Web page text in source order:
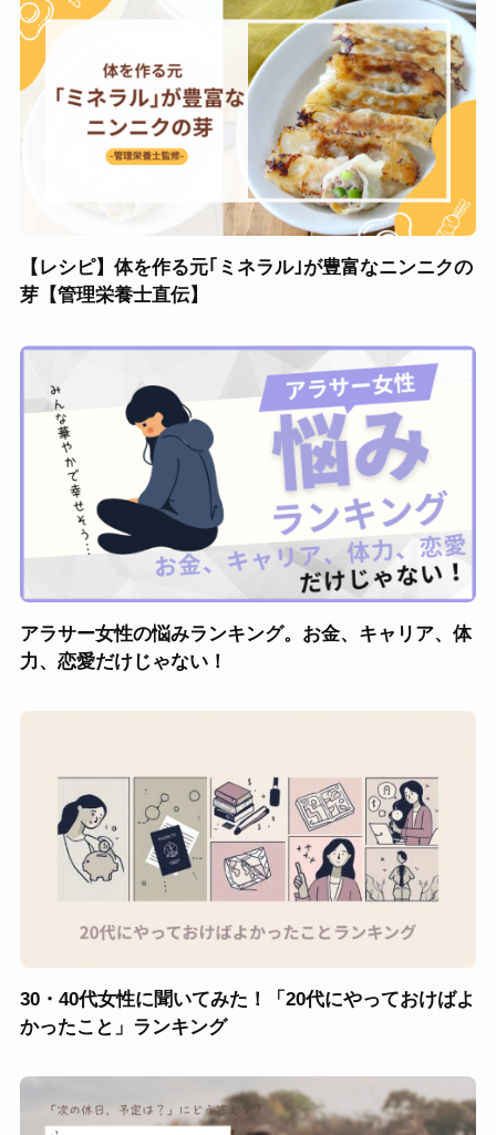
【レシピ】体を作る元｢ミネラル｣が豊富なニンニクの
芽【管理栄養士直伝】
アラサー女性の悩みランキング。お金、キャリア、体
力、恋愛だけじゃない！
30・40代女性に聞いてみた！「20代にやっておけばよ
かったこと」ランキング